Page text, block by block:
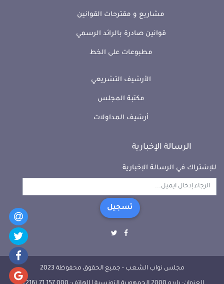
مشاريع و مقترحات القوانين
قوانين صادرة بالرائد الرسمي
مطبوعات على الخط
الأرشيف التشريعي
مكتبة المجلس
أرشيف المداولات
الرسالة الإخبارية
للإشتراك في الرسالة الإخبارية
تسجيل
مجلس نواب الشعب - جميع الحقوق محفوظة 2023